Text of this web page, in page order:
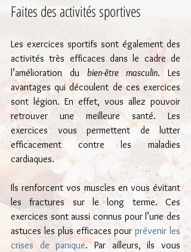
Faites des activités sportives
Les exercices sportifs sont également des
activités très efficaces dans le cadre de
l’amélioration du bien-être masculin. Les
avantages qui découlent de ces exercices
sont légion. En effet, vous allez pouvoir
retrouver une meilleure santé. Les
exercices vous permettent de lutter
efficacement contre les maladies
cardiaques.
Ils renforcent vos muscles en vous évitant
les fractures sur le long terme. Ces
exercices sont aussi connus pour l’une des
astuces les plus efficaces pour prévenir les
crises de panique. Par ailleurs, ils vous